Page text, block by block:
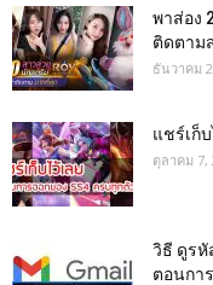
พาส่อง
ติดตาม
ธันวาคม
แชร์เก็
ตุลาคม 7,
วิธี ดูรหั
ตอนกา